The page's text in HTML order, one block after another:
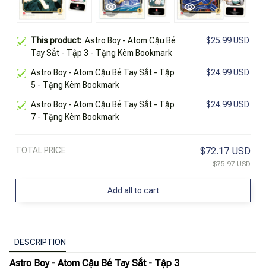
This product: Astro Boy - Atom Cậu Bé
Tay Sắt - Tập 3 - Tặng Kèm Bookmark
$25.99 USD
Astro Boy - Atom Cậu Bé Tay Sắt - Tập
5 - Tặng Kèm Bookmark
$24.99 USD
Astro Boy - Atom Cậu Bé Tay Sắt - Tập
7 - Tặng Kèm Bookmark
$24.99 USD
TOTAL PRICE $72.17 USD
$75.97 USD
Add all to cart
DESCRIPTION
Astro Boy - Atom Cậu Bé Tay Sắt - Tập 3